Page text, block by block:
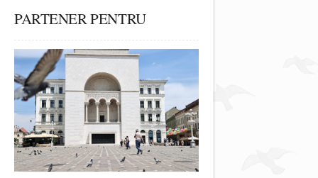
PARTENER PENTRU